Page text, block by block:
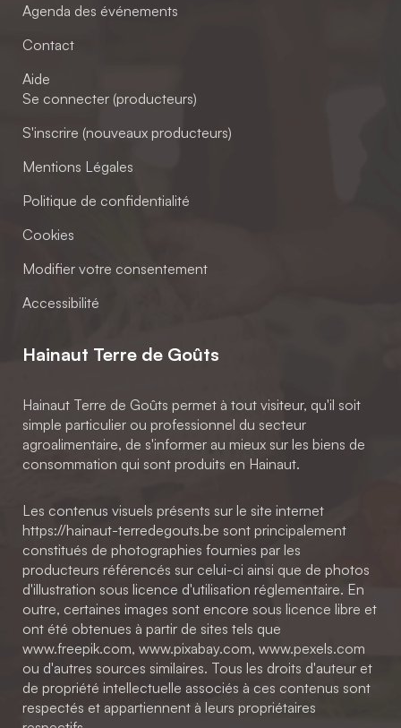
Agenda des événements
Contact
Aide
Se connecter (producteurs)
S'inscrire (nouveaux producteurs)
Mentions Légales
Politique de confidentialité
Cookies
Modifier votre consentement
Accessibilité
Hainaut Terre de Goûts
Hainaut Terre de Goûts permet à tout visiteur, qu'il soit
simple particulier ou professionnel du secteur
agroalimentaire, de s'informer au mieux sur les biens de
consommation qui sont produits en Hainaut.
Les contenus visuels présents sur le site internet
https://hainaut-terredegouts.be sont principalement
constitués de photographies fournies par les
producteurs référencés sur celui-ci ainsi que de photos
d'illustration sous licence d'utilisation réglementaire. En
outre, certaines images sont encore sous licence libre et
ont été obtenues à partir de sites tels que
www.freepik.com, www.pixabay.com, www.pexels.com
ou d'autres sources similaires. Tous les droits d'auteur et
de propriété intellectuelle associés à ces contenus sont
respectés et appartiennent à leurs propriétaires